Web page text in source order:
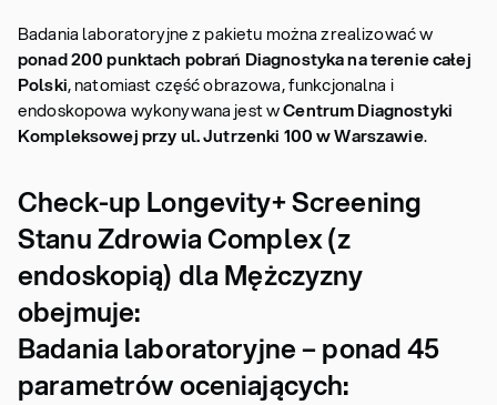
Badania laboratoryjne z pakietu można zrealizować w
ponad 200 punktach pobrań Diagnostyka na terenie całej
Polski, natomiast część obrazowa, funkcjonalna i
endoskopowa wykonywana jest wCentrum Diagnostyki
Kompleksowej przy ul. Jutrzenki 100 w Warszawie.
Check-up Longevity+ Screening
Stanu Zdrowia Complex (z
endoskopią) dla Mężczyzny
obejmuje:
Badania laboratoryjne – ponad 45
parametrów oceniających: